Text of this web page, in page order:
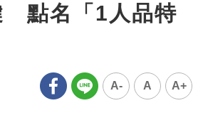
點名「1人品特
A- A A+